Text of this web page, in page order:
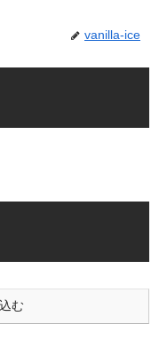
vanilla-ice
む